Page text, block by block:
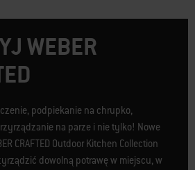
WEBER
podpiekanie na chrupko,
na parze i nie tylko! Nowe
CRAFTED Outdoor Kitchen Collection
dowolną potrawę w miejscu, w